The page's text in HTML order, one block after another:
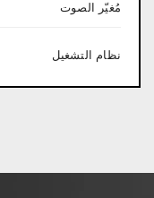
مُغيّر الصوت
نظام التشغيل